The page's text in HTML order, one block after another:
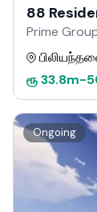
88
Prime
ரூ33.8m-
Ongoing